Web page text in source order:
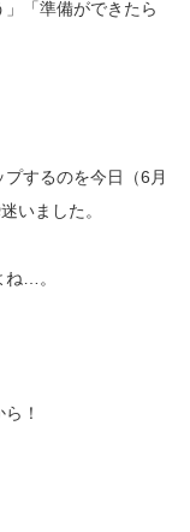
」「準備ができたら
するのを今日（6月
いました。
ね…。
！